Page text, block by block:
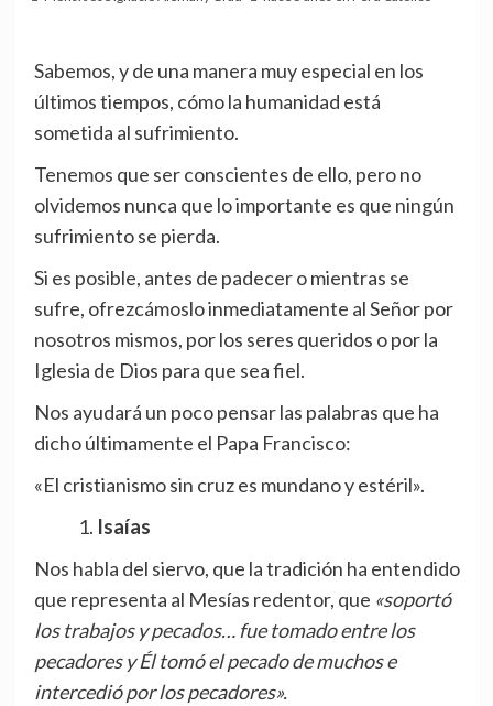
Sabemos, y de una manera muy especial en los
últimos tiempos, cómo la humanidad está
sometida al sufrimiento.
Tenemos que ser conscientes de ello, pero no
olvidemos nunca que lo importante es que ningún
sufrimiento se pierda.
Si es posible, antes de padecer o mientras se
sufre, ofrezcámoslo inmediatamente al Señor por
nosotros mismos, por los seres queridos o por la
Iglesia de Dios para que sea fiel.
Nos ayudará un poco pensar las palabras que ha
dicho últimamente el Papa Francisco:
«El cristianismo sin cruz es mundano y estéril».
Isaías
Nos habla del siervo, que la tradición ha entendido
que representa al Mesías redentor, que «soportó
los trabajos y pecados… fue tomado entre los
pecadores y Él tomó el pecado de muchos e
intercedió por los pecadores».